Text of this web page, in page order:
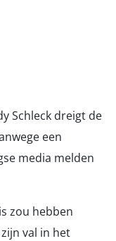
Schleck dreigt de
een
media melden
zou hebben
val in het